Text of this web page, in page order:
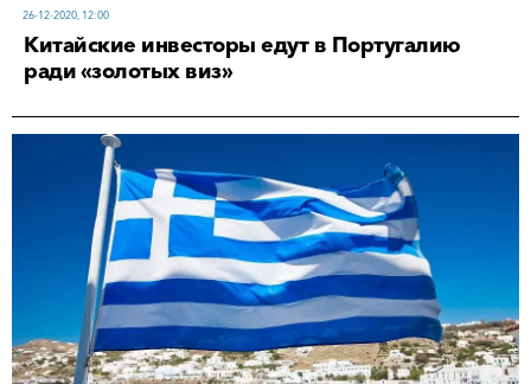
26-12-2020, 12:00
Китайские инвесторы едут в Португалию
ради «золотых виз»